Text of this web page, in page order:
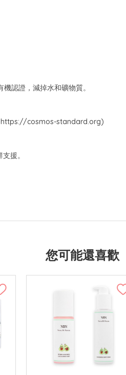
認證，減掉水和礦物質。
https://cosmos-standard.org)
援。
您可能還喜歡